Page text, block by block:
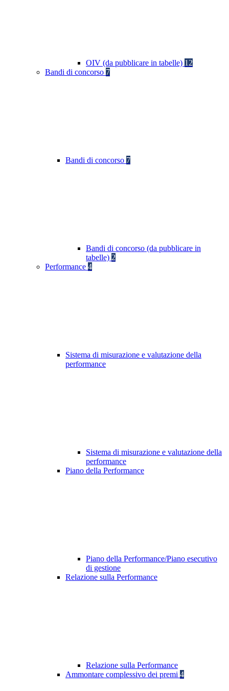
OIV (da pubblicare in tabelle) 12
Bandi di concorso 7
Bandi di concorso 7
Bandi di concorso (da pubblicare in
tabelle) 2
Performance 4
Sistema di misurazione e valutazione della
performance
Sistema di misurazione e valutazione della
performance
Piano della Performance
Piano della Performance/Piano esecutivo
di gestione
Relazione sulla Performance
Relazione sulla Performance
Ammontare complessivo dei premi 4